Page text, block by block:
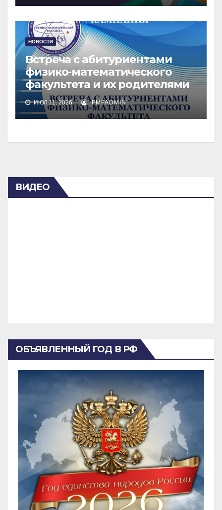
НОВОСТИ
Встреча с абитуриентами
физико-математического
факультета и их родителями
ИЮЛ 11, 2026 FMFADMIN
ВИДЕО
ОБЪЯВЛЕННЫЙ ГОД В РФ